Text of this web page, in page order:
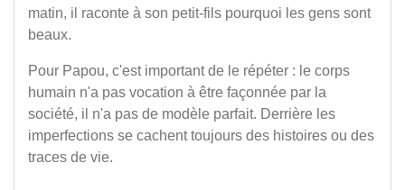
matin, il raconte à son petit-fils pourquoi les gens sont
beaux.
Pour Papou, c'est important de le répéter : le corps
humain n'a pas vocation à être façonnée par la
société, il n'a pas de modèle parfait. Derrière les
imperfections se cachent toujours des histoires ou des
traces de vie.